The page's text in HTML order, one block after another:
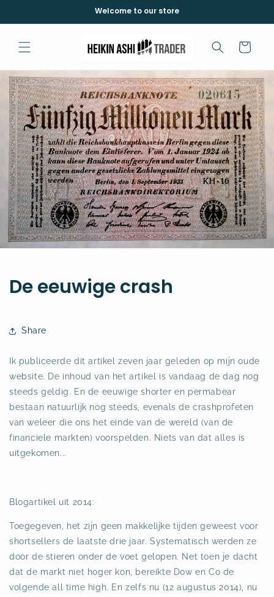
Welcome to our store
Sepet
De eeuwige crash
Share
Ik publiceerde dit artikel zeven jaar geleden op mijn oude
website. De inhoud van het artikel is vandaag de dag nog
steeds geldig. En de eeuwige shorter en permabear
bestaan natuurlijk nog steeds, evenals de crashprofeten
van weleer die ons het einde van de wereld (van de
financiele markten) voorspelden. Niets van dat alles is
uitgekomen...
Blogartikel uit 2014:
Toegegeven, het zijn geen makkelijke tijden geweest voor
shortsellers de laatste drie jaar. Systematisch werden ze
door de stieren onder de voet gelopen. Net toen je dacht
dat de markt niet hoger kon, bereikte Dow en Co de
volgende all time high. En zelfs nu (12 augustus 2014), nu